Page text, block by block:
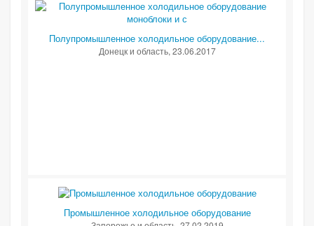
Полупромышленное холодильное оборудование...
Донецк и область, 23.06.2017
Промышленное холодильное оборудование